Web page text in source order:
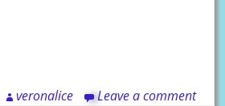
veronalice Leave a comment